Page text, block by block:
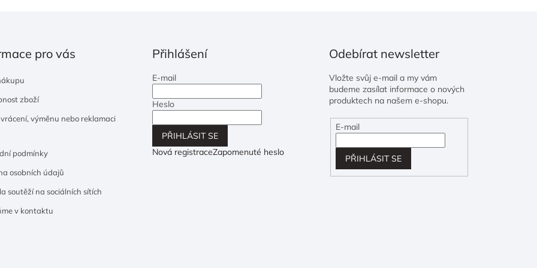
pro vás
zboží
vrácení, výměnu nebo reklamaci
podmínky
osobních údajů
soutěží na sociálních sítích
v kontaktu
Přihlášení
E-mail
Heslo
PŘIHLÁSIT SE
Nová registraceZapomenuté heslo
Odebírat newsletter
Vložte svůj e-mail a my vám
budeme zasílat informace o nových
produktech na našem e-shopu.
E-mail
PŘIHLÁSIT SE